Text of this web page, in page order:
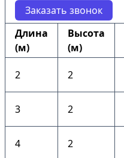
Заказать звонок
Длина
(м)
Высота
(м)
2 2
3 2
4 2